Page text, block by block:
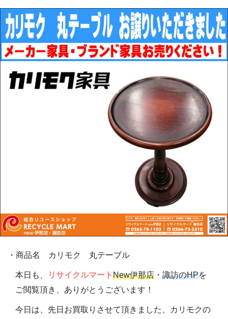
・商品名 カリモク 丸テーブル
本日も、 リサイクルマートNew伊那店 ・ 諏訪のHPを
ご閲覧頂き、ありがとうございます！
今日は、先日お買取りさせて頂きました、カリモクの